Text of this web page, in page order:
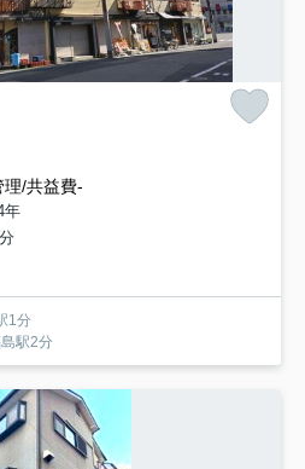
理/共益費-
年
1分
駅2分